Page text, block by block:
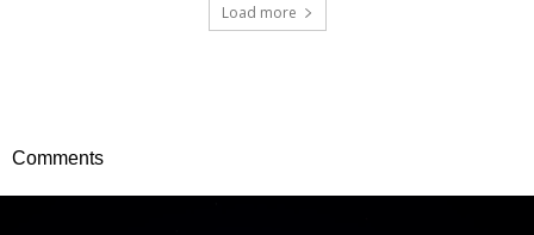
Load more
Comments